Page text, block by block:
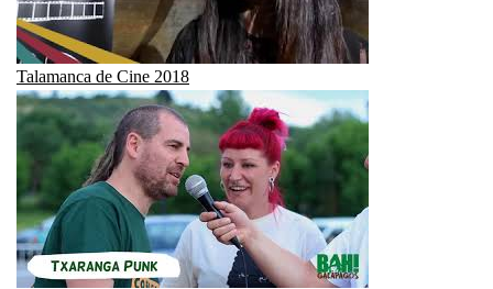
Talamanca de Cine 2018